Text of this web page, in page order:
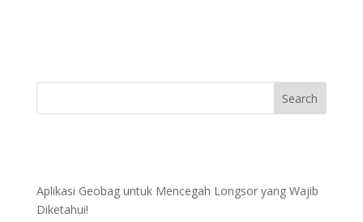
Aplikasi Geobag untuk Mencegah Longsor yang Wajib
Diketahui!